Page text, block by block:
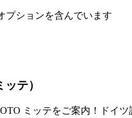
プションを含んでいます
テ）
ミッテをご案内！ドイ